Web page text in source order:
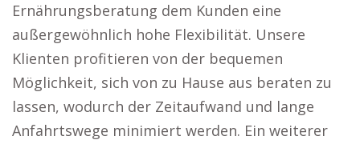
Ernährungsberatung dem Kunden eine
außergewöhnlich hohe Flexibilität. Unsere
Klienten profitieren von der bequemen
Möglichkeit, sich von zu Hause aus beraten zu
lassen, wodurch der Zeitaufwand und lange
Anfahrtswege minimiert werden. Ein weiterer